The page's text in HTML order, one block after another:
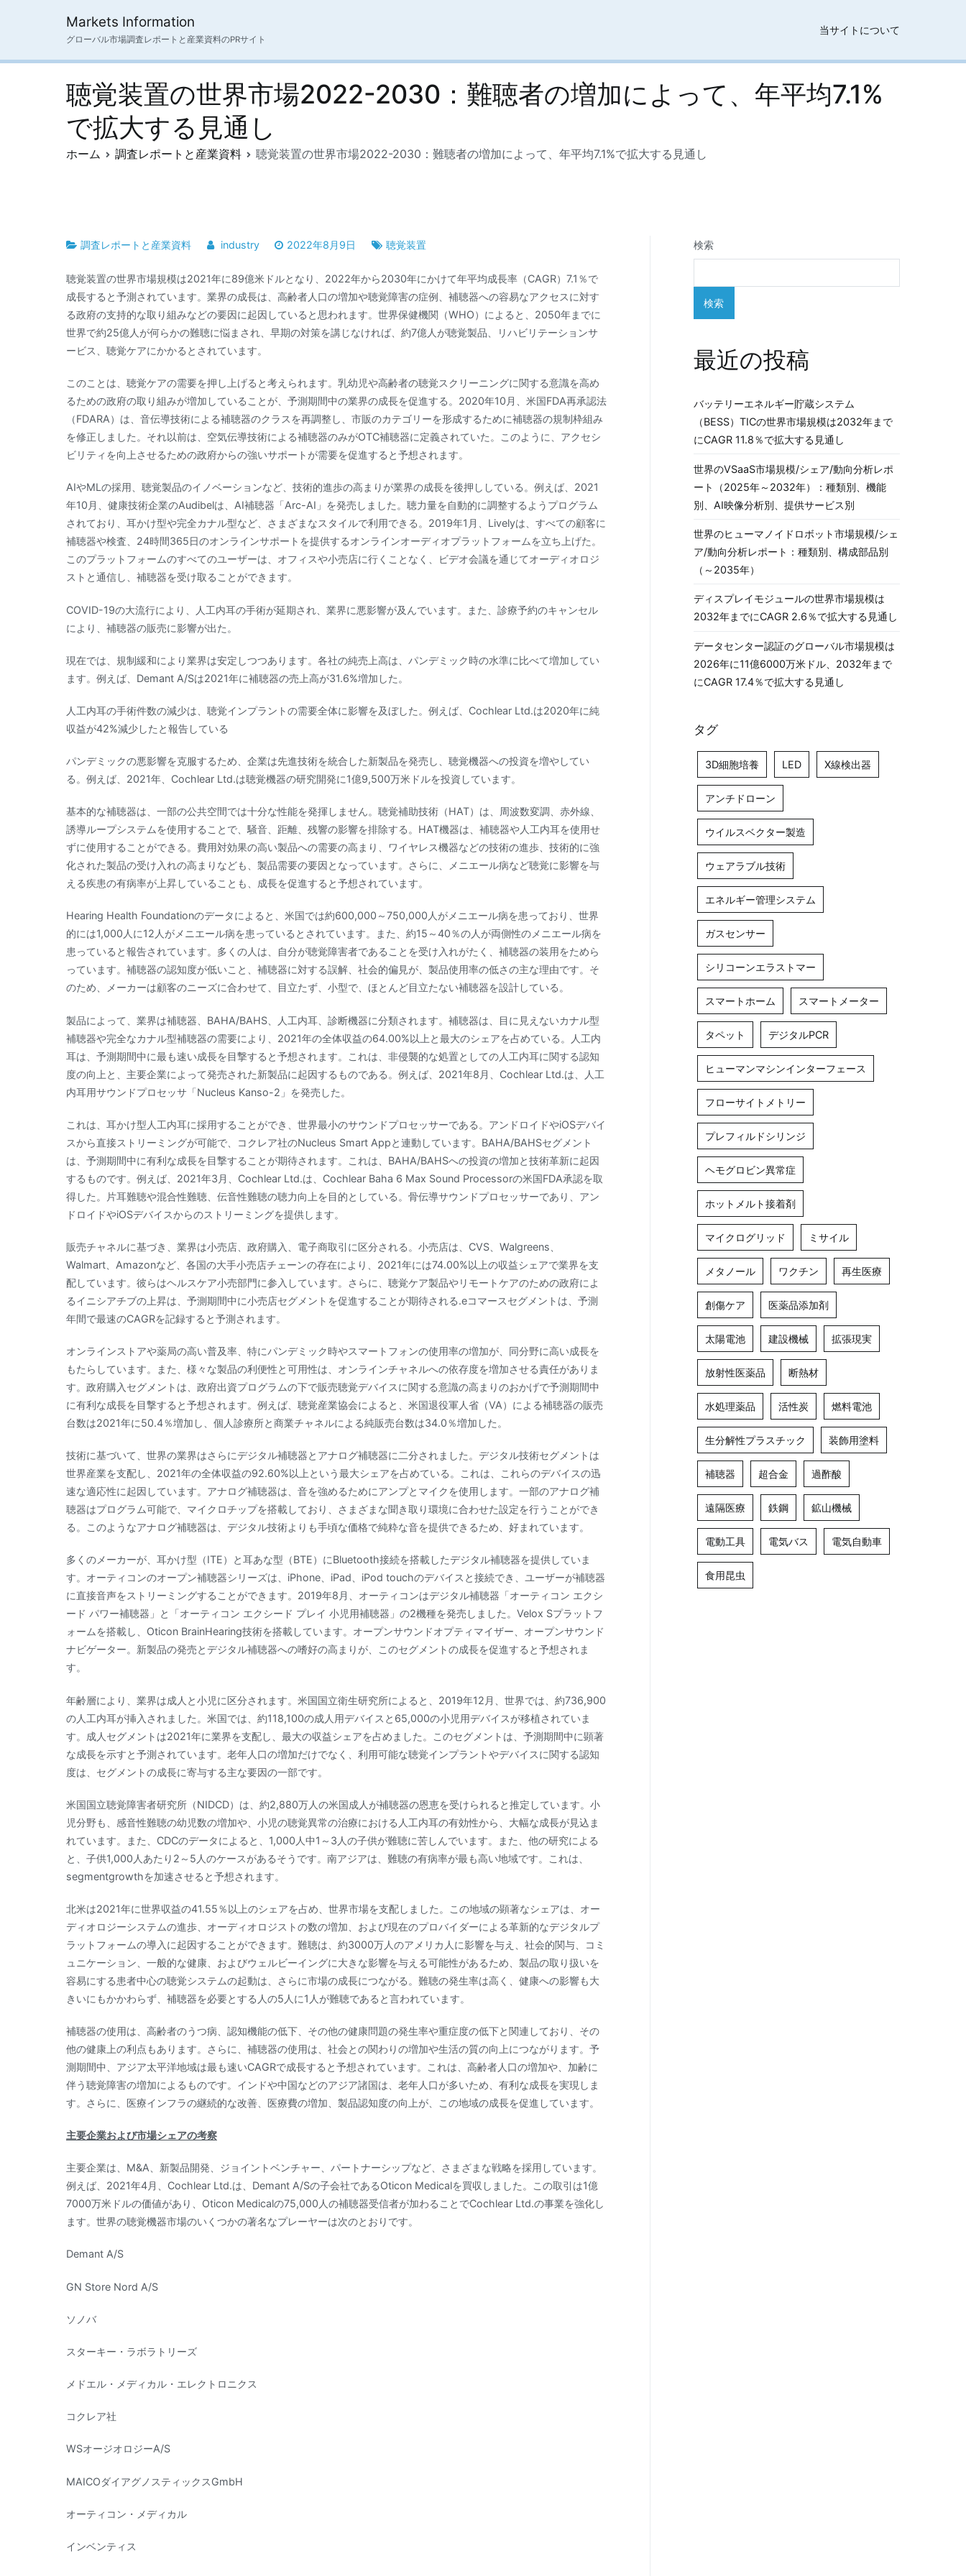
ス
Markets Information
グローバル市場調査レポートと産業資料のPRサイト
当サイトについて
聴覚装置の世界市場2022-2030：難聴者の増加によって、年平均7.1%
で拡大する見通し
ホーム 調査レポートと産業資料 聴覚装置の世界市場2022-2030：難聴者の増加によって、年平均7.1%で拡大する見通し
調査レポートと産業資料 industry 2022年8月9日 聴覚装置
聴覚装置の世界市場規模は2021年に89億米ドルとなり、2022年から2030年にかけて年平均成長率（CAGR）7.1％で
成長すると予測されています。業界の成長は、高齢者人口の増加や聴覚障害の症例、補聴器への容易なアクセスに対す
る政府の支持的な取り組みなどの要因に起因していると思われます。世界保健機関（WHO）によると、2050年までに
世界で約25億人が何らかの難聴に悩まされ、早期の対策を講じなければ、約7億人が聴覚製品、リハビリテーションサ
ービス、聴覚ケアにかかるとされています。
このことは、聴覚ケアの需要を押し上げると考えられます。乳幼児や高齢者の聴覚スクリーニングに関する意識を高め
るための政府の取り組みが増加していることが、予測期間中の業界の成長を促進する。2020年10月、米国FDA再承認法
（FDARA）は、音伝導技術による補聴器のクラスを再調整し、市販のカテゴリーを形成するために補聴器の規制枠組み
を修正しました。それ以前は、空気伝導技術による補聴器のみがOTC補聴器に定義されていた。このように、アクセシ
ビリティを向上させるための政府からの強いサポートが需要を促進すると予想されます。
AIやMLの採用、聴覚製品のイノベーションなど、技術的進歩の高まりが業界の成長を後押ししている。例えば、2021
年10月、健康技術企業のAudibelは、AI補聴器「Arc-AI」を発売しました。聴力量を自動的に調整するようプログラム
されており、耳かけ型や完全カナル型など、さまざまなスタイルで利用できる。2019年1月、Livelyは、すべての顧客に
補聴器や検査、24時間365日のオンラインサポートを提供するオンラインオーディオプラットフォームを立ち上げた。
このプラットフォームのすべてのユーザーは、オフィスや小売店に行くことなく、ビデオ会議を通じてオーディオロジ
ストと通信し、補聴器を受け取ることができます。
COVID-19の大流行により、人工内耳の手術が延期され、業界に悪影響が及んでいます。また、診療予約のキャンセル
により、補聴器の販売に影響が出た。
現在では、規制緩和により業界は安定しつつあります。各社の純売上高は、パンデミック時の水準に比べて増加してい
ます。例えば、Demant A/Sは2021年に補聴器の売上高が31.6%増加した。
人工内耳の手術件数の減少は、聴覚インプラントの需要全体に影響を及ぼした。例えば、Cochlear Ltd.は2020年に純
収益が42%減少したと報告している
パンデミックの悪影響を克服するため、企業は先進技術を統合した新製品を発売し、聴覚機器への投資を増やしてい
る。例えば、2021年、Cochlear Ltd.は聴覚機器の研究開発に1億9,500万米ドルを投資しています。
基本的な補聴器は、一部の公共空間では十分な性能を発揮しません。聴覚補助技術（HAT）は、周波数変調、赤外線、
誘導ループシステムを使用することで、騒音、距離、残響の影響を排除する。HAT機器は、補聴器や人工内耳を使用せ
ずに使用することができる。費用対効果の高い製品への需要の高まり、ワイヤレス機器などの技術の進歩、技術的に強
化された製品の受け入れの高まりなども、製品需要の要因となっています。さらに、メニエール病など聴覚に影響を与
える疾患の有病率が上昇していることも、成長を促進すると予想されています。
Hearing Health Foundationのデータによると、米国では約600,000～750,000人がメニエール病を患っており、世界
的には1,000人に12人がメニエール病を患っているとされています。また、約15～40％の人が両側性のメニエール病を
患っていると報告されています。多くの人は、自分が聴覚障害者であることを受け入れがたく、補聴器の装用をためら
っています。補聴器の認知度が低いこと、補聴器に対する誤解、社会的偏見が、製品使用率の低さの主な理由です。そ
のため、メーカーは顧客のニーズに合わせて、目立たず、小型で、ほとんど目立たない補聴器を設計している。
製品によって、業界は補聴器、BAHA/BAHS、人工内耳、診断機器に分類されます。補聴器は、目に見えないカナル型
補聴器や完全なカナル型補聴器の需要により、2021年の全体収益の64.00%以上と最大のシェアを占めている。人工内
耳は、予測期間中に最も速い成長を目撃すると予想されます。これは、非侵襲的な処置としての人工内耳に関する認知
度の向上と、主要企業によって発売された新製品に起因するものである。例えば、2021年8月、Cochlear Ltd.は、人工
内耳用サウンドプロセッサ「Nucleus Kanso-2」を発売した。
これは、耳かけ型人工内耳に採用することができ、世界最小のサウンドプロセッサーである。アンドロイドやiOSデバイ
スから直接ストリーミングが可能で、コクレア社のNucleus Smart Appと連動しています。BAHA/BAHSセグメント
は、予測期間中に有利な成長を目撃することが期待されます。これは、BAHA/BAHSへの投資の増加と技術革新に起因
するものです。例えば、2021年3月、Cochlear Ltd.は、Cochlear Baha 6 Max Sound Processorの米国FDA承認を取
得した。片耳難聴や混合性難聴、伝音性難聴の聴力向上を目的としている。骨伝導サウンドプロセッサーであり、アン
ドロイドやiOSデバイスからのストリーミングを提供します。
販売チャネルに基づき、業界は小売店、政府購入、電子商取引に区分される。小売店は、CVS、Walgreens、
Walmart、Amazonなど、各国の大手小売店チェーンの存在により、2021年には74.00%以上の収益シェアで業界を支
配しています。彼らはヘルスケア小売部門に参入しています。さらに、聴覚ケア製品やリモートケアのための政府によ
るイニシアチブの上昇は、予測期間中に小売店セグメントを促進することが期待される.eコマースセグメントは、予測
年間で最速のCAGRを記録すると予測されます。
オンラインストアや薬局の高い普及率、特にパンデミック時やスマートフォンの使用率の増加が、同分野に高い成長を
もたらしています。また、様々な製品の利便性と可用性は、オンラインチャネルへの依存度を増加させる責任がありま
す。政府購入セグメントは、政府出資プログラムの下で販売聴覚デバイスに関する意識の高まりのおかげで予測期間中
に有利な成長を目撃すると予想されます。例えば、聴覚産業協会によると、米国退役軍人省（VA）による補聴器の販売
台数は2021年に50.4％増加し、個人診療所と商業チャネルによる純販売台数は34.0％増加した。
技術に基づいて、世界の業界はさらにデジタル補聴器とアナログ補聴器に二分されました。デジタル技術セグメントは
世界産業を支配し、2021年の全体収益の92.60%以上という最大シェアを占めている。これは、これらのデバイスの迅
速な適応性に起因しています。アナログ補聴器は、音を強めるためにアンプとマイクを使用します。一部のアナログ補
聴器はプログラム可能で、マイクロチップを搭載しており、さまざまな聞き取り環境に合わせた設定を行うことができ
る。このようなアナログ補聴器は、デジタル技術よりも手頃な価格で純粋な音を提供できるため、好まれています。
多くのメーカーが、耳かけ型（ITE）と耳あな型（BTE）にBluetooth接続を搭載したデジタル補聴器を提供していま
す。オーティコンのオープン補聴器シリーズは、iPhone、iPad、iPod touchのデバイスと接続でき、ユーザーが補聴器
に直接音声をストリーミングすることができます。2019年8月、オーティコンはデジタル補聴器「オーティコン エクシ
ード パワー補聴器」と「オーティコン エクシード プレイ 小児用補聴器」の2機種を発売しました。Velox Sプラットフ
ォームを搭載し、Oticon BrainHearing技術を搭載しています。オープンサウンドオプティマイザー、オープンサウンド
ナビゲーター。新製品の発売とデジタル補聴器への嗜好の高まりが、このセグメントの成長を促進すると予想されま
す。
年齢層により、業界は成人と小児に区分されます。米国国立衛生研究所によると、2019年12月、世界では、約736,900
の人工内耳が挿入されました。米国では、約118,100の成人用デバイスと65,000の小児用デバイスが移植されていま
す。成人セグメントは2021年に業界を支配し、最大の収益シェアを占めました。このセグメントは、予測期間中に顕著
な成長を示すと予測されています。老年人口の増加だけでなく、利用可能な聴覚インプラントやデバイスに関する認知
度は、セグメントの成長に寄与する主な要因の一部です。
米国国立聴覚障害者研究所（NIDCD）は、約2,880万人の米国成人が補聴器の恩恵を受けられると推定しています。小
児分野も、感音性難聴の幼児数の増加や、小児の聴覚異常の治療における人工内耳の有効性から、大幅な成長が見込ま
れています。また、CDCのデータによると、1,000人中1～3人の子供が難聴に苦しんでいます。また、他の研究による
と、子供1,000人あたり2～5人のケースがあるそうです。南アジアは、難聴の有病率が最も高い地域です。これは、
segmentgrowthを加速させると予想されます。
北米は2021年に世界収益の41.55％以上のシェアを占め、世界市場を支配しました。この地域の顕著なシェアは、オー
ディオロジーシステムの進歩、オーディオロジストの数の増加、および現在のプロバイダーによる革新的なデジタルプ
ラットフォームの導入に起因することができます。難聴は、約3000万人のアメリカ人に影響を与え、社会的関与、コミ
ュニケーション、一般的な健康、およびウェルビーイングに大きな影響を与える可能性があるため、製品の取り扱いを
容易にする患者中心の聴覚システムの起動は、さらに市場の成長につながる。難聴の発生率は高く、健康への影響も大
きいにもかかわらず、補聴器を必要とする人の5人に1人が難聴であると言われています。
補聴器の使用は、高齢者のうつ病、認知機能の低下、その他の健康問題の発生率や重症度の低下と関連しており、その
他の健康上の利点もあります。さらに、補聴器の使用は、社会との関わりの増加や生活の質の向上につながります。予
測期間中、アジア太平洋地域は最も速いCAGRで成長すると予想されています。これは、高齢者人口の増加や、加齢に
伴う聴覚障害の増加によるものです。インドや中国などのアジア諸国は、老年人口が多いため、有利な成長を実現しま
す。さらに、医療インフラの継続的な改善、医療費の増加、製品認知度の向上が、この地域の成長を促進しています。
主要企業および市場シェアの考察
主要企業は、M&A、新製品開発、ジョイントベンチャー、パートナーシップなど、さまざまな戦略を採用しています。
例えば、2021年4月、Cochlear Ltd.は、Demant A/Sの子会社であるOticon Medicalを買収しました。この取引は1億
7000万米ドルの価値があり、Oticon Medicalの75,000人の補聴器受信者が加わることでCochlear Ltd.の事業を強化し
ます。世界の聴覚機器市場のいくつかの著名なプレーヤーは次のとおりです。
Demant A/S
GN Store Nord A/S
ソノバ
スターキー・ラボラトリーズ
メドエル・メディカル・エレクトロニクス
コクレア社
WSオージオロジーA/S
MAICOダイアグノスティックスGmbH
オーティコン・メディカル
インベンティス
検索
検索
最近の投稿
バッテリーエネルギー貯蔵システム
（BESS）TICの世界市場規模は2032年まで
にCAGR 11.8％で拡大する見通し
世界のVSaaS市場規模/シェア/動向分析レポ
ート（2025年～2032年）：種類別、機能
別、AI映像分析別、提供サービス別
世界のヒューマノイドロボット市場規模/シェ
ア/動向分析レポート：種類別、構成部品別
（～2035年）
ディスプレイモジュールの世界市場規模は
2032年までにCAGR 2.6％で拡大する見通し
データセンター認証のグローバル市場規模は
2026年に11億6000万米ドル、2032年まで
にCAGR 17.4％で拡大する見通し
タグ
3D細胞培養 LED X線検出器
アンチドローン
ウイルスベクター製造
ウェアラブル技術
エネルギー管理システム
ガスセンサー
シリコーンエラストマー
スマートホーム スマートメーター
タペット デジタルPCR
ヒューマンマシンインターフェース
フローサイトメトリー
プレフィルドシリンジ
ヘモグロビン異常症
ホットメルト接着剤
マイクログリッド ミサイル
メタノール ワクチン 再生医療
創傷ケア 医薬品添加剤
太陽電池 建設機械 拡張現実
放射性医薬品 断熱材
水処理薬品 活性炭 燃料電池
生分解性プラスチック 装飾用塗料
補聴器 超合金 過酢酸
遠隔医療 鉄鋼 鉱山機械
電動工具 電気バス 電気自動車
食用昆虫